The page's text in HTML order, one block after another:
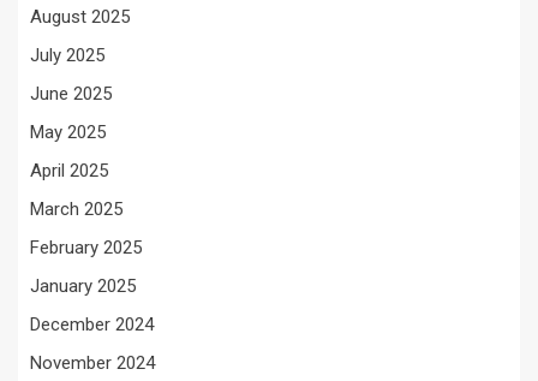
August 2025
July 2025
June 2025
May 2025
April 2025
March 2025
February 2025
January 2025
December 2024
November 2024